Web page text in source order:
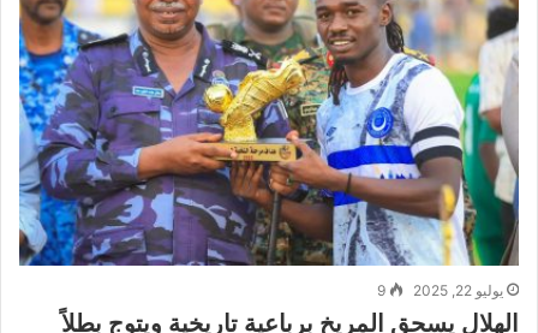
يوليو 22, 2025 9
الهلال يسحق المريخ برباعية تاريخية ويتوج بطلاً